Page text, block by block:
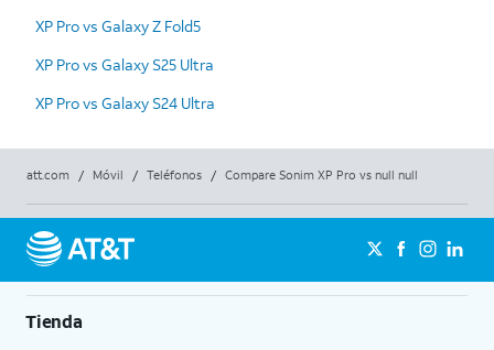
XP Pro vs Galaxy Z Fold5
XP Pro vs Galaxy S25 Ultra
XP Pro vs Galaxy S24 Ultra
att.com / Móvil / Teléfonos / Compare Sonim XP Pro vs null null
Tienda